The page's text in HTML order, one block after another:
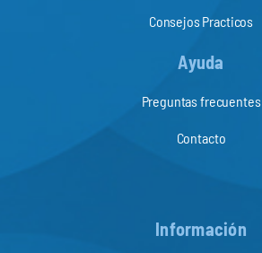
Consejos Practicos
Ayuda
Preguntas frecuentes
Contacto
Información